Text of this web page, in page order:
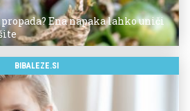
Ena napaka lahko uniči
BIBALEZE.SI